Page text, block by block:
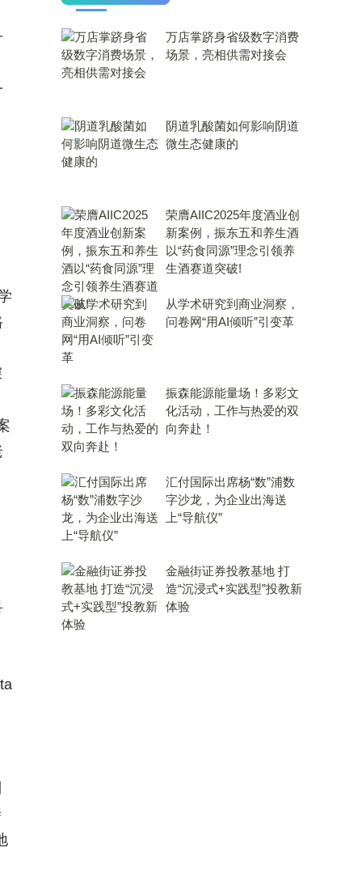
万店掌跻身省级数字消费
场景，亮相供需对接会
​阴道乳酸菌如何影响阴道
微生态健康的
荣膺AIIC2025年度酒业创
新案例，振东五和养生酒
以“药食同源”理念引领养
生酒赛道突破!
从学术研究到商业洞察，
问卷网“用AI倾听”引变革
振森能源能量场！多彩文
化活动，工作与热爱的双
向奔赴！
汇付国际出席杨“数”浦数
字沙龙，为企业出海送
上“导航仪”
金融街证券投教基地 打
造“沉浸式+实践型”投教新
体验